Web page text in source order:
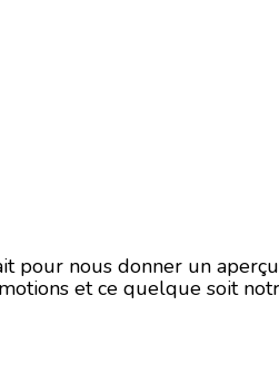
pour nous donner un
et ce quelque soit